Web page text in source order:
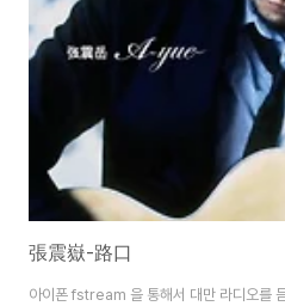
張震嶽-路口
아이폰 fstream 을 통해서 대만 라디오를